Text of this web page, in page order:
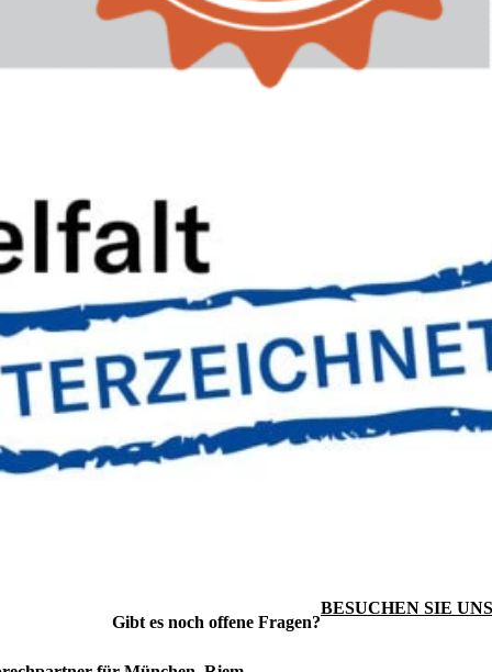
Gibt es noch offene Fragen?
BESUCHEN SIE